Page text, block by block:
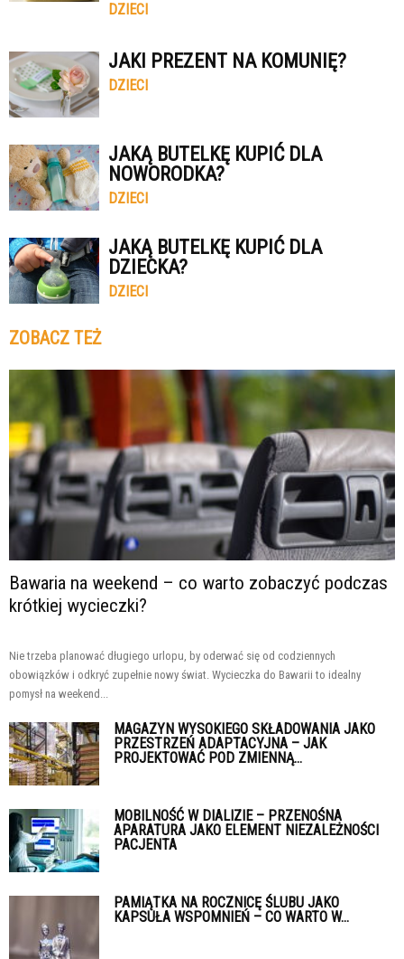
DZIECI
JAKI PREZENT NA KOMUNIĘ?
DZIECI
JAKĄ BUTELKĘ KUPIĆ DLA
NOWORODKA?
DZIECI
JAKĄ BUTELKĘ KUPIĆ DLA
DZIECKA?
DZIECI
ZOBACZ TEŻ
Bawaria na weekend – co warto zobaczyć podczas
krótkiej wycieczki?
Nie trzeba planować długiego urlopu, by oderwać się od codziennych
obowiązków i odkryć zupełnie nowy świat. Wycieczka do Bawarii to idealny
pomysł na weekend...
MAGAZYN WYSOKIEGO SKŁADOWANIA JAKO
PRZESTRZEŃ ADAPTACYJNA – JAK
PROJEKTOWAĆ POD ZMIENNĄ...
MOBILNOŚĆ W DIALIZIE – PRZENOŚNA
APARATURA JAKO ELEMENT NIEZALEŻNOŚCI
PACJENTA
PAMIĄTKA NA ROCZNICĘ ŚLUBU JAKO
KAPSUŁA WSPOMNIEŃ – CO WARTO W...